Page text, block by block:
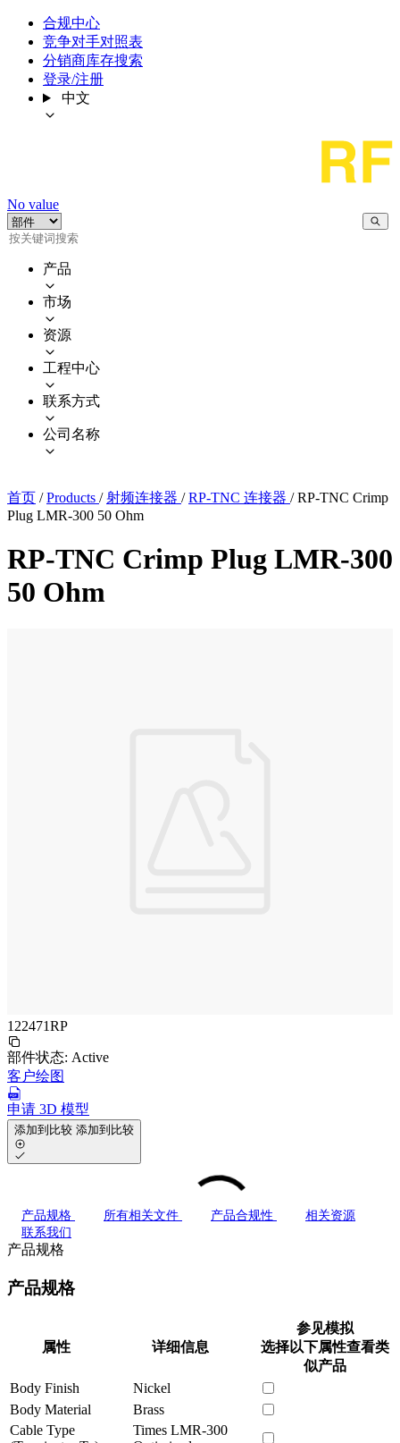
合规中心
竞争对手对照表
分销商库存搜索
登录/注册
中文
No value
产品
市场
资源
工程中心
联系方式
公司名称
首页 / Products / 射频连接器 / RP-TNC 连接器 / RP-TNC Crimp
Plug LMR-300 50 Ohm
RP-TNC Crimp Plug LMR-300
50 Ohm
122471RP
部件状态: Active
客户绘图
申请 3D 模型
添加到比较 添加到比较
产品规格 所有相关文件 产品合规性
相关资源
联系我们
产品规格
产品规格
属性 详细信息
参见模拟
选择以下属性查看类
似产品
Body Finish
Nickel
Body Material
Brass
Cable Type
Times LMR-300